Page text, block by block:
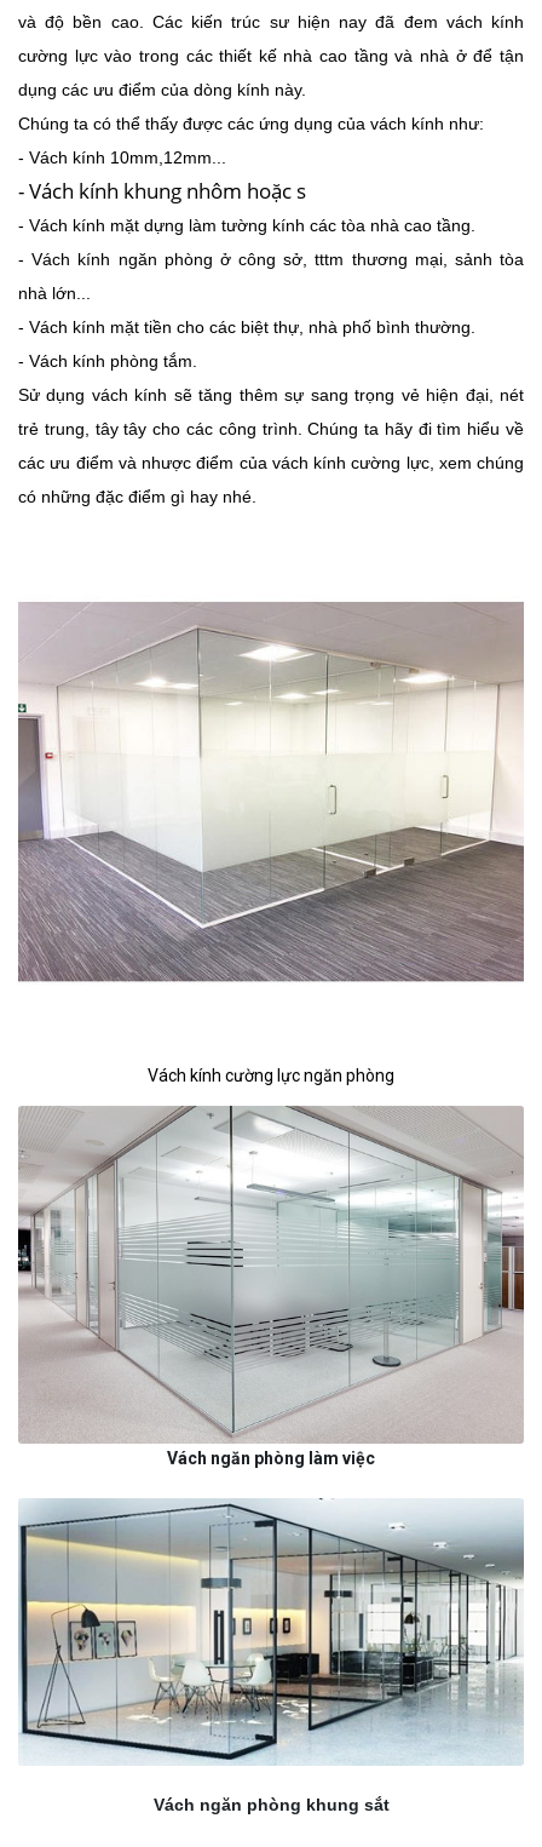
và độ bền cao. Các kiến trúc sư hiện nay đã đem vách kính
cường lực vào trong các thiết kế nhà cao tầng và nhà ở để tận
dụng các ưu điểm của dòng kính này.
Chúng ta có thể thấy được các ứng dụng của vách kính như:
- Vách kính 10mm,12mm...
- Vách kính khung nhôm hoặc s
- Vách kính mặt dựng làm tường kính các tòa nhà cao tầng.
- Vách kính ngăn phòng ở công sở, tttm thương mại, sảnh tòa
nhà lớn...
- Vách kính mặt tiền cho các biệt thự, nhà phố bình thường.
- Vách kính phòng tắm.
Sử dụng vách kính sẽ tăng thêm sự sang trọng vẻ hiện đại, nét
trẻ trung, tây tây cho các công trình. Chúng ta hãy đi tìm hiểu về
các ưu điểm và nhược điểm của vách kính cường lực, xem chúng
có những đặc điểm gì hay nhé.
Vách kính cường lực ngăn phòng
Vách ngăn phòng làm việc
Vách ngăn phòng khung sắt